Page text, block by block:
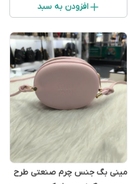
افزودن به سبد
مینی بگ جنس چرم صنعتی طرح